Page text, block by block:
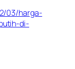
03/harga-
di-